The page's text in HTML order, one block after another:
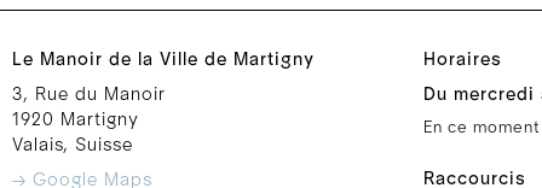
Le Manoir de la Ville de Martigny
3, Rue du Manoir
1920 Martigny
Valais, Suisse
→ Google Maps
Horaires
Du mercredi
En ce
Raccourcis